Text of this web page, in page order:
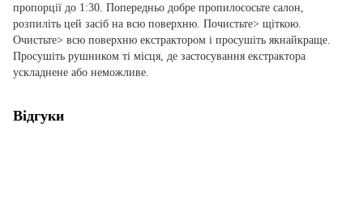
пропорції до 1:30. Попередньо добре пропилососьте салон,
розпиліть цей засіб на всю поверхню. Почистьте> щіткою.
Очистьте> всю поверхню екстрактором і просушіть якнайкраще.
Просушіть рушником ті місця, де застосування екстрактора
ускладнене або неможливе.
Відгуки